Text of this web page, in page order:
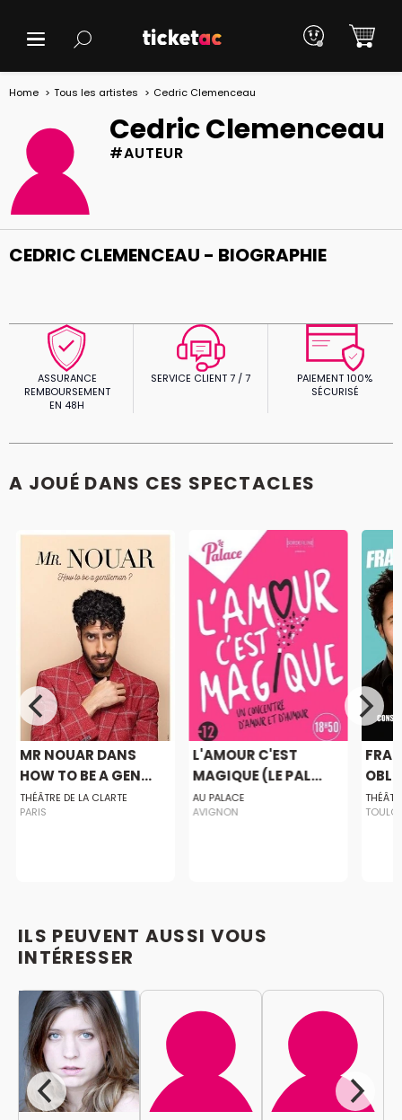
Home Tous les artistes Cedric Clemenceau
Cedric Clemenceau
#AUTEUR
CEDRIC CLEMENCEAU - BIOGRAPHIE
ASSURANCE
REMBOURSEMENT
EN 48H
SERVICE CLIENT 7 / 7
PAIEMENT 100%
SÉCURISÉ
A JOUÉ DANS CES SPECTACLES
MR NOUAR DANS
HOW TO BE A GEN...
THÉÂTRE DE LA CLARTE
PARIS
L'AMOUR C'EST
MAGIQUE (LE PAL...
AU PALACE
AVIGNON
FL...
ILS PEUVENT AUSSI VOUS
INTÉRESSER